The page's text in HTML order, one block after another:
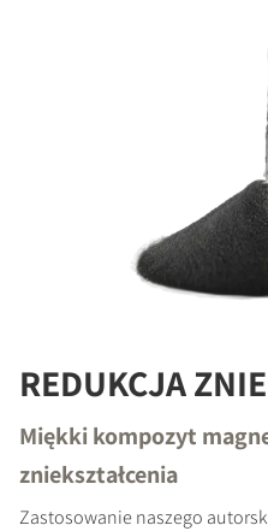
REDUKCJA
Miękki kompozyt
zniekształcenia
Zastosowanie naszego